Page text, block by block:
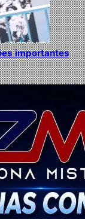
importantes